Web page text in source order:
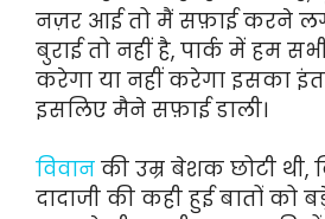
नज़र आई तो मैं सफ़ाई करने
बुराई तो नहीं है, पार्क में हम
करेगा या नहीं करेगा इसका
इसलिए मैने सफ़ाई डाली।
विवान की उम्र बेशक छोटी थी,
दादाजी की कही हुई बातों को